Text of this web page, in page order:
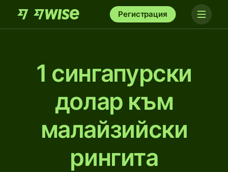
Регистрация
1 сингапурски
долар към
малайзийски
рингитa